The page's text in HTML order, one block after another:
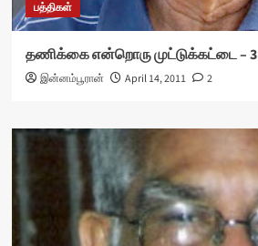
பத்திகள்
தணிக்கை என்றொரு முட்டுக்கட்டை – 3
இன்னம்பூரான் April 14, 2011 2